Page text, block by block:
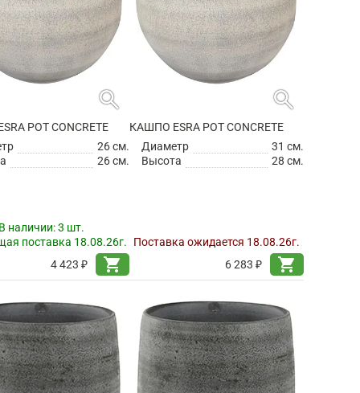
search
POT CONCRETE
26 см.
26 см.
наличии:3 шт.
поставка 18.08.26г.
4 423 ₽
shopping_cart
search
КАШПО ESRA POT CONCRETE
Диаметр
31 см.
Высота
28 см.
Поставка ожидается 18.08.26г.
6 283 ₽
shopping_cart